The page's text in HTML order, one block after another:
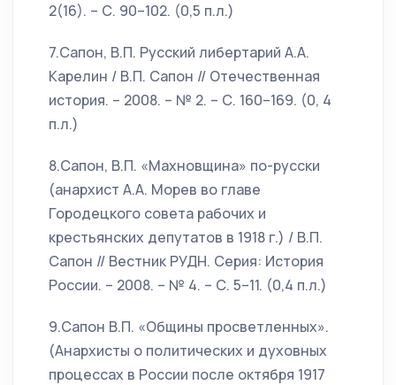
2(16). – С. 90–102. (0,5 п.л.)
7.Сапон, В.П. Русский либертарий А.А.
Карелин / В.П. Сапон // Отечественная
история. – 2008. – № 2. – С. 160–169. (0, 4
п.л.)
8.Сапон, В.П. «Махновщина» по-русски
(анархист А.А. Морев во главе
Городецкого совета рабочих и
крестьянских депутатов в 1918 г.) / В.П.
Сапон // Вестник РУДН. Серия: История
России. – 2008. – № 4. – С. 5–11. (0,4 п.л.)
9.Сапон В.П. «Общины просветленных».
(Анархисты о политических и духовных
процессах в России после октября 1917